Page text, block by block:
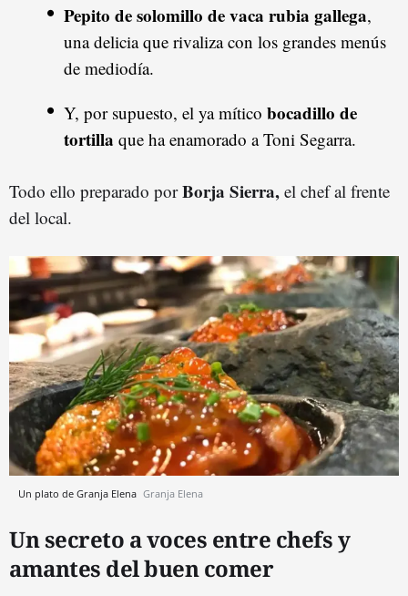
Pepito de solomillo de vaca rubia gallega,
una delicia que rivaliza con los grandes menús
de mediodía.
Y, por supuesto, el ya mítico bocadillo de
tortilla que ha enamorado a Toni Segarra.
Todo ello preparado porBorja Sierra, el chef al frente
del local.
Un plato de Granja Elena Granja Elena
Un secreto a voces entre chefs y
amantes del buen comer